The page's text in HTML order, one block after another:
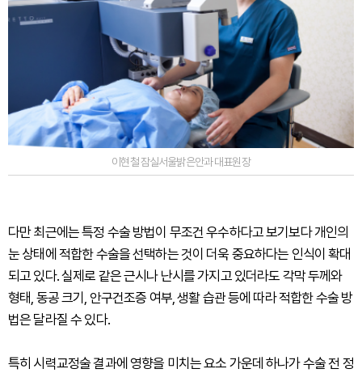
이현철 잠실서울밝은안과 대표원장
다만 최근에는 특정 수술 방법이 무조건 우수하다고 보기보다 개인의
눈 상태에 적합한 수술을 선택하는 것이 더욱 중요하다는 인식이 확대
되고 있다. 실제로 같은 근시나 난시를 가지고 있더라도 각막 두께와
형태, 동공 크기, 안구건조증 여부, 생활 습관 등에 따라 적합한 수술 방
법은 달라질 수 있다.
특히 시력교정술 결과에 영향을 미치는 요소 가운데 하나가 수술 전 정